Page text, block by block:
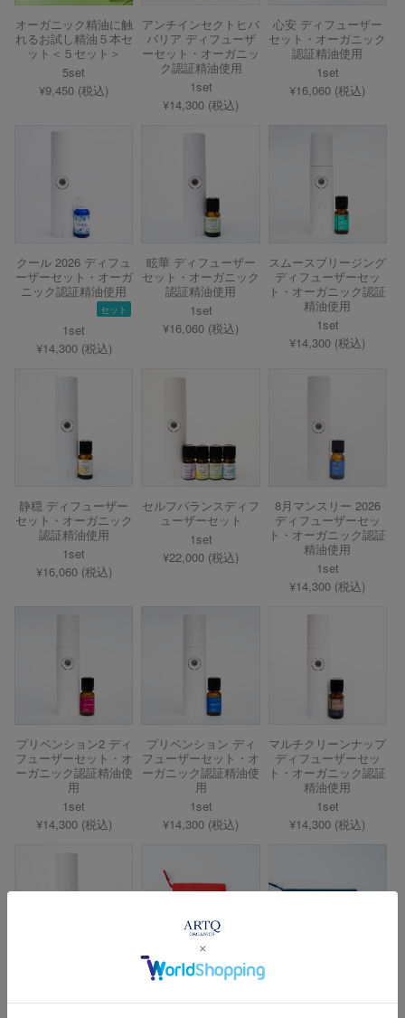
オーガニック精油に触
れるお試し精油５本セ
ット＜５セット＞
5set
¥9,450 (税込)
アンチインセクトヒバ
バリア ディフューザ
ーセット・オーガニッ
ク認証精油使用
1set
¥14,300 (税込)
心安 ディフューザー
セット・オーガニック
認証精油使用
1set
¥16,060 (税込)
クール 2026 ディフュ
ーザーセット・オーガ
ニック認証精油使用
セット
1set
¥14,300 (税込)
眩華 ディフューザー
セット・オーガニック
認証精油使用
1set
¥16,060 (税込)
スムースブリージング
ディフューザーセッ
ト・オーガニック認証
精油使用
1set
¥14,300 (税込)
静穏 ディフューザー
セット・オーガニック
認証精油使用
1set
¥16,060 (税込)
セルフバランスディフ
ューザーセット
1set
¥22,000 (税込)
8月マンスリー 2026
ディフューザーセッ
ト・オーガニック認証
精油使用
1set
¥14,300 (税込)
プリベンション2 ディ
フューザーセット・オ
ーガニック認証精油使
用
1set
¥14,300 (税込)
プリベンション ディ
フューザーセット・オ
ーガニック認証精油使
用
1set
¥14,300 (税込)
マルチクリーンナップ
ディフューザーセッ
ト・オーガニック認証
精油使用
1set
¥14,300 (税込)
ビオレザー精油ケー